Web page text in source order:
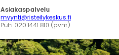
Asiakaspalvelu
myynti@risteilykeskus.fi
Puh. 020 1441 810 (pvm)